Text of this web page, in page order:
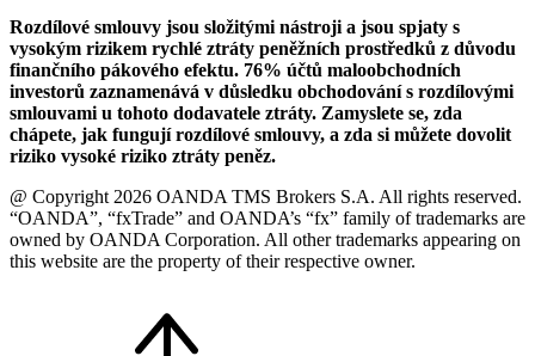
Rozdílové smlouvy jsou složitými nástroji a jsou spjaty s
vysokým rizikem rychlé ztráty peněžních prostředků z důvodu
finančního pákového efektu. 76% účtů maloobchodních
investorů zaznamenává v důsledku obchodování s rozdílovými
smlouvami u tohoto dodavatele ztráty. Zamyslete se, zda
chápete, jak fungují rozdílové smlouvy, a zda si můžete dovolit
riziko vysoké riziko ztráty peněz.
@ Copyright 2026 OANDA TMS Brokers S.A. All rights reserved.
“OANDA”, “fxTrade” and OANDA’s “fx” family of trademarks are
owned by OANDA Corporation. All other trademarks appearing on
this website are the property of their respective owner.